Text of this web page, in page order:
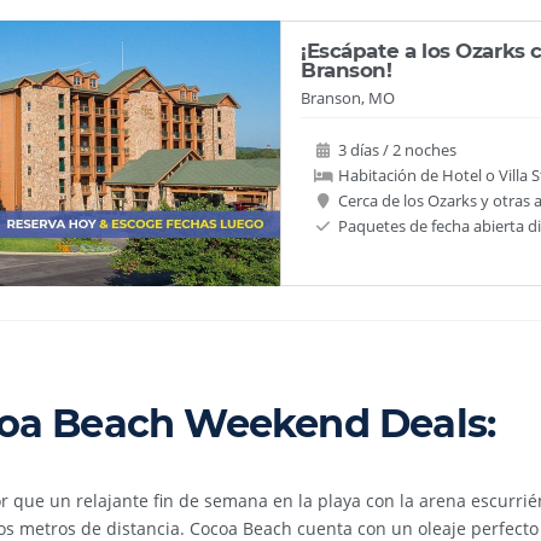
¡Escápate a los
Branson!
Branson, MO
3 días / 2 noches
Habitación de Hotel o Villa
Cerca de los Ozarks y otras
Paquetes de fecha abierta
Beach Weekend Deals:
que un relajante fin de semana en la playa con la arena
metros de distancia. Cocoa Beach cuenta con un oleaje